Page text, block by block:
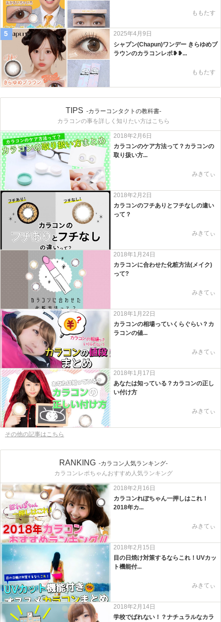
ももたす
5
2025年4月9日
シャプン(Chapun)ワンデー きらゆめブ
ラウンのカラコンレポ❥❥...
ももたす
TIPS -カラーコンタクトの教科書-
カラコンの事を詳しく知りたい方はこちら
2018年2月6日
カラコンのケア方法って？カラコンの
取り扱い方...
みきてぃ
2018年2月2日
カラコンのフチありとフチなしの違い
って？
みきてぃ
2018年1月24日
カラコンに合わせた化粧方法(メイク)
って?
みきてぃ
2018年1月22日
カラコンの相場っていくらぐらい？カ
ラコンの値...
みきてぃ
2018年1月17日
あなたは知っている？カラコンの正し
い付け方
みきてぃ
その他の記事はこちら
RANKING -カラコン人気ランキング-
カラコンレポちゃんおすすめ人気ランキング
2018年2月16日
カラコンれぽちゃん一押しはこれ！
2018年カ...
みきてぃ
2018年2月15日
目の日焼け対策するならこれ！UVカッ
ト機能付...
みきてぃ
2018年2月14日
学校でばれない！？ナチュラルなカラ